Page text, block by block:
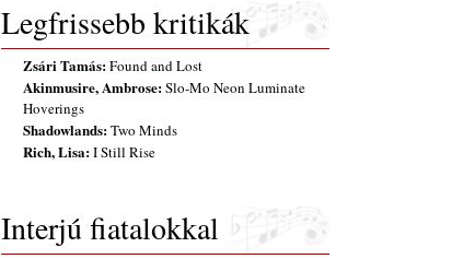
Legfrissebb kritikák
Zsári Tamás:Found and Lost
Akinmusire, Ambrose:Slo-Mo Neon Luminate
Hoverings
Shadowlands:Two Minds
Rich, Lisa:I Still Rise
Interjú fiatalokkal